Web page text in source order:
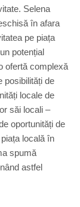
Selena
în afara
pe piața
potențial
ofertă complexă
posibilități de
locale de
săi locali –
oportunități de
locală în
spumă
astfel